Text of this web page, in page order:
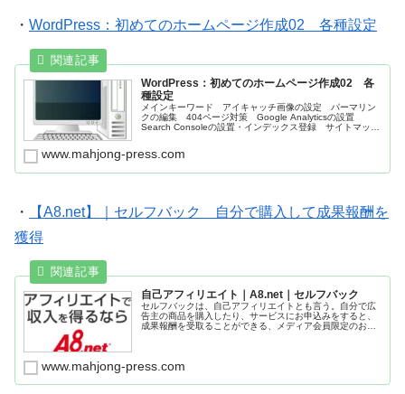
・ WordPress：初めてのホームページ作成02 各種設定
WordPress：初めてのホームページ作成02 各
種設定
メインキーワード アイキャッチ画像の設定 パーマリン
クの編集 404ページ対策 Google Analyticsの設置
Search Consoleの設置・インデックス登録 サイトマップ
www.mahjong-press.com
・
【A8.net】｜セルフバック 自分で購入して成果報酬を
獲得
自己アフィリエイト｜A8.net｜セルフバック
セルフバックは、自己アフィリエイトとも言う。自分で広
告主の商品を購入したり、サービスにお申込みをすると、
成果報酬を受取ることができる、メディア会員限定のお得
www.mahjong-press.com